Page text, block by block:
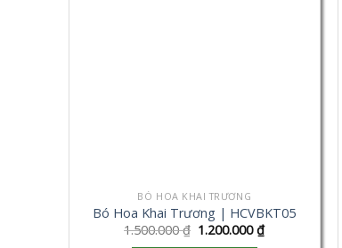
BÓ HOA KHAI TRƯƠNG
Bó Hoa Khai Trương | HCVBKT05
1.500.000₫ 1.200.000₫